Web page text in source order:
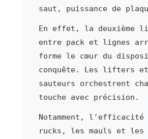
saut, puissance de
En effet, la deuxième
entre pack et lignes
forme le cœur du
conquête. Les lifters et
sauteurs orchestrent
touche avec précision.
Notamment, l'efficacité
rucks, les mauls et les